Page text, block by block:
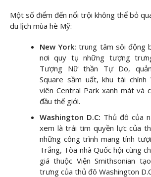
Một số điểm đến nổi trội không thể bỏ
du lịch mùa hè Mỹ:
New York: trung tâm sôi động
nơi quy tụ những tượng
Tượng Nữ thần Tự Do,
Square sầm uất, khu tài chính
viên Central Park xanh mát và
đầu thế giới.
Washington D.C: Thủ đô của
xem là trái tim quyền lực của
những công trình mang tính
Trắng, Tòa nhà Quốc hội cùng
giá thuộc Viện Smithsonian
trưng của thủ đô Washington